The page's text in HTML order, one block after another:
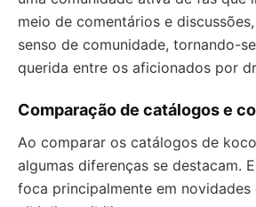
meio de comentários e discussões,
senso de comunidade, tornando-
querida entre os aficionados por
Comparação de catálogos e
Ao comparar os catálogos de
algumas diferenças se destacam.
foca principalmente em novidades